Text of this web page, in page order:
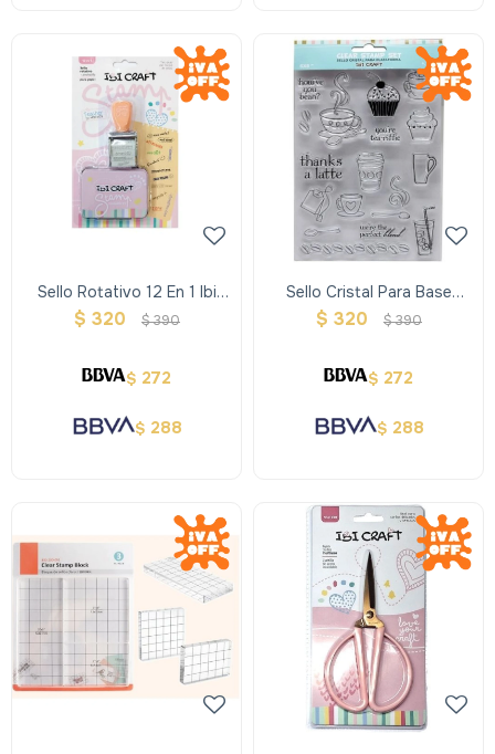
Sello Rotativo 12 En 1 Ibi
Crafrt -ingles Y Almohadilla
$ 320 $390
$ 272
$ 288
Sello Cristal Para Base
Coffee- Ibi Craft
$ 320 $390
$ 272
$ 288